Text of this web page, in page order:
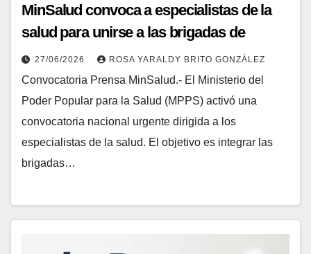
MinSalud convoca a especialistas de la
salud para unirse a las brigadas de
atención
27/06/2026 ROSA YARALDY BRITO GONZÁLEZ
Convocatoria Prensa MinSalud.- El Ministerio del
Poder Popular para la Salud (MPPS) activó una
convocatoria nacional urgente dirigida a los
especialistas de la salud. El objetivo es integrar las
brigadas…